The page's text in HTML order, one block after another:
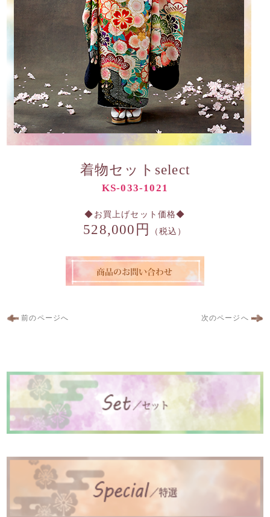
着物セットselect
KS-033-1021
◆お買上げセット価格◆
528,000円 （税込）
前のページへ 次のページへ